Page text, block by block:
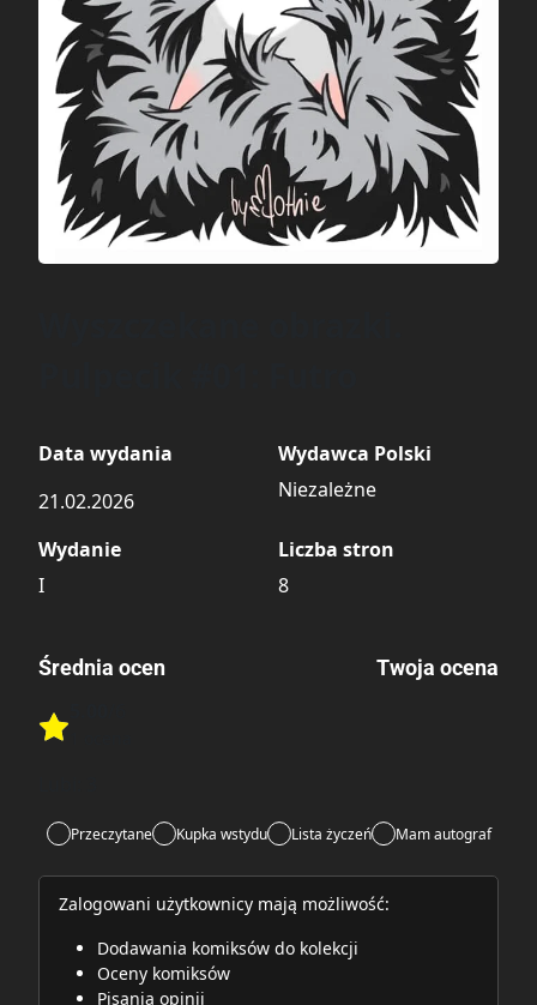
Data wydania
21.02.2026
Wydawca Polski
Niezależne
Wydanie
I
Liczba stron
8
Średnia ocen
Rate this item:
Twoja ocena
Przeczytane Kupka wstydu Lista życzeń Mam autograf
Zalogowani użytkownicy mają możliwość:
Dodawania komiksów do kolekcji
Oceny komiksów
Pisania opinii